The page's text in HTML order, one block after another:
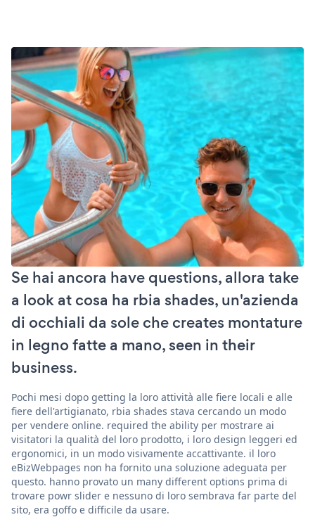
Se hai ancora have questions, allora take
a look at cosa ha rbia shades, un'azienda
di occhiali da sole che creates montature
in legno fatte a mano, seen in their
business.
Pochi mesi dopo getting la loro attività alle fiere locali e alle
fiere dell'artigianato, rbia shades stava cercando un modo
per vendere online. required the ability per mostrare ai
visitatori la qualità del loro prodotto, i loro design leggeri ed
ergonomici, in un modo visivamente accattivante. il loro
eBizWebpages non ha fornito una soluzione adeguata per
questo. hanno provato un many different options prima di
trovare powr slider e nessuno di loro sembrava far parte del
sito, era goffo e difficile da usare.